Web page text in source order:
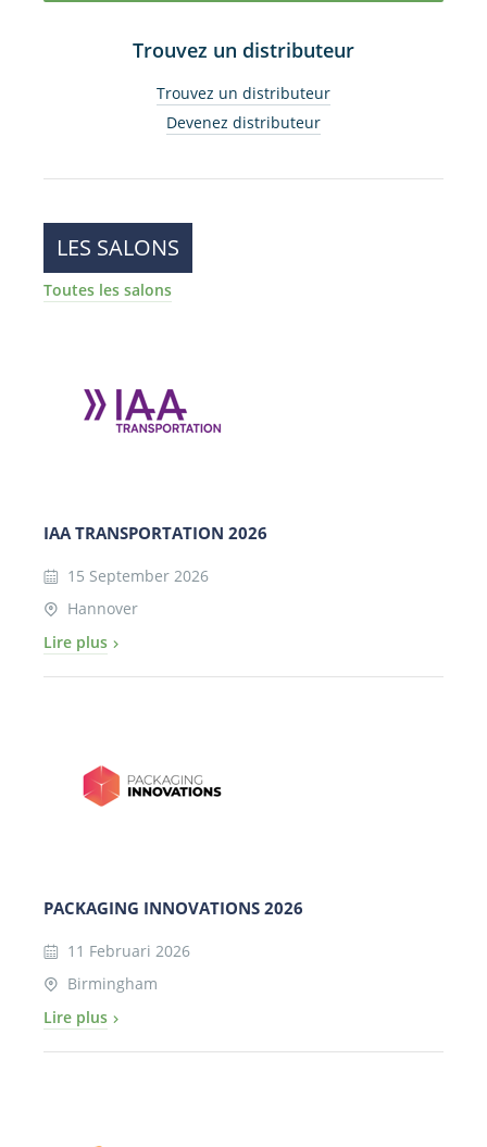
Trouvez un distributeur
Trouvez un distributeur
Devenez distributeur
LES SALONS
Toutes les salons
IAA TRANSPORTATION 2026
15 September 2026
Hannover
Lire plus
PACKAGING INNOVATIONS 2026
11 Februari 2026
Birmingham
Lire plus